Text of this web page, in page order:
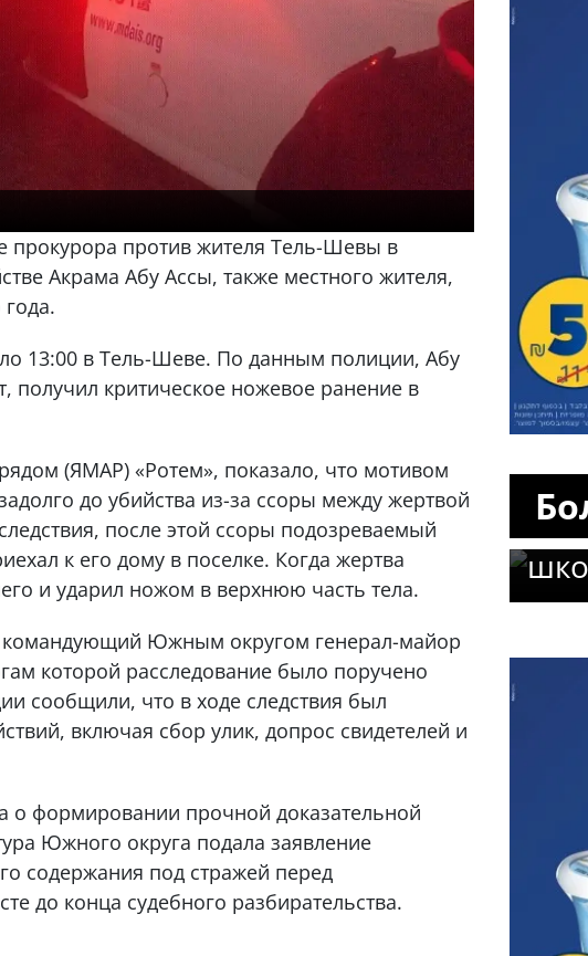
прокурора против жителя Тель-Шевы в
Акрама Абу Ассы, также местного жителя,
13:00 в Тель-Шеве. По данным полиции, Абу
получил критическое ножевое ранение в
(ЯМАР) «Ротем», показало, что мотивом
до убийства из-за ссоры между жертвой
после этой ссоры подозреваемый
к его дому в поселке. Когда жертва
и ударил ножом в верхнюю часть тела.
Южным округом генерал-майор
которой расследование было поручено
сообщили, что в ходе следствия был
включая сбор улик, допрос свидетелей и
о формировании прочной доказательной
Южного округа подала заявление
содержания под стражей перед
до конца судебного разбирательства.